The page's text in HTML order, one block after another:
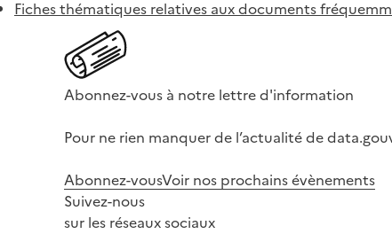
Fiches thématiques relatives aux documents
Abonnez-vous à notre lettre d'information
Pour ne rien manquer de l’actualité de
Abonnez-vousVoir nos prochains évènements
Suivez-nous
sur les réseaux sociaux